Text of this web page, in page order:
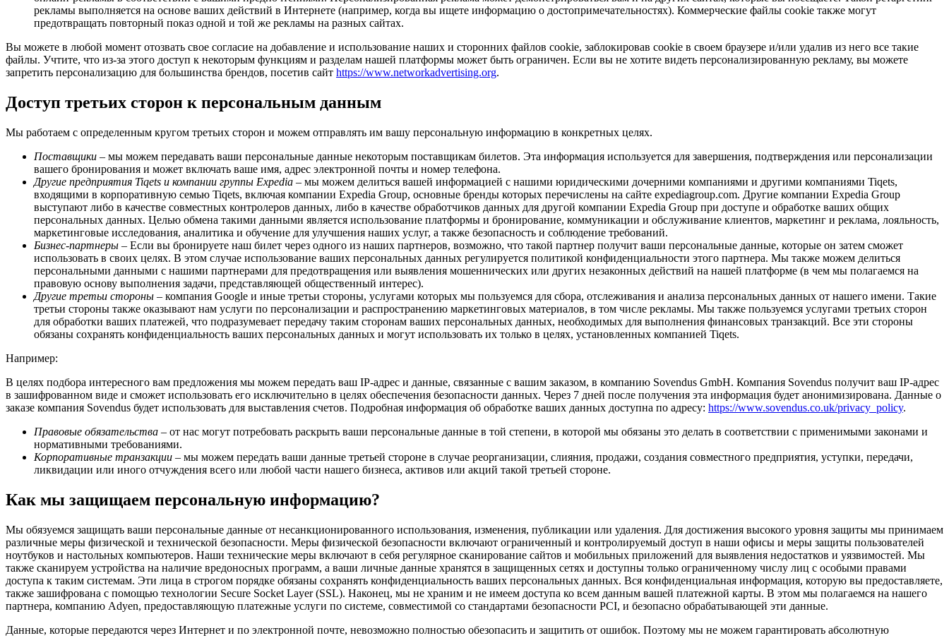
рекламы выполняется на основе ваших действий в Интернете (например, когда вы ищете информацию о достопримечательностях). Коммерческие файлы cookie также могут
предотвращать повторный показ одной и той же рекламы на разных сайтах.
Вы можете в любой момент отозвать свое согласие на добавление и использование наших и сторонних файлов cookie, заблокировав cookie в своем браузере и/или удалив из него все такие
файлы. Учтите, что из-за этого доступ к некоторым функциям и разделам нашей платформы может быть ограничен. Если вы не хотите видеть персонализированную рекламу, вы можете
запретить персонализацию для большинства брендов, посетив сайт https://www.networkadvertising.org.
Доступ третьих сторон к персональным данным
Мы работаем с определенным кругом третьих сторон и можем отправлять им вашу персональную информацию в конкретных целях.
Поставщики – мы можем передавать ваши персональные данные некоторым поставщикам билетов. Эта информация используется для завершения, подтверждения или персонализации
вашего бронирования и может включать ваше имя, адрес электронной почты и номер телефона.
Другие предприятия Tiqets и компании группы Expedia – мы можем делиться вашей информацией с нашими юридическими дочерними компаниями и другими компаниями Tiqets,
входящими в корпоративную семью Tiqets, включая компании Expedia Group, основные бренды которых перечислены на сайте expediagroup.com. Другие компании Expedia Group
выступают либо в качестве совместных контролеров данных, либо в качестве обработчиков данных для другой компании Expedia Group при доступе и обработке ваших общих
персональных данных. Целью обмена такими данными является использование платформы и бронирование, коммуникации и обслуживание клиентов, маркетинг и реклама, лояльность,
маркетинговые исследования, аналитика и обучение для улучшения наших услуг, а также безопасность и соблюдение требований.
Бизнес-партнеры – Если вы бронируете наш билет через одного из наших партнеров, возможно, что такой партнер получит ваши персональные данные, которые он затем сможет
использовать в своих целях. В этом случае использование ваших персональных данных регулируется политикой конфиденциальности этого партнера. Мы также можем делиться
персональными данными с нашими партнерами для предотвращения или выявления мошеннических или других незаконных действий на нашей платформе (в чем мы полагаемся на
правовую основу выполнения задачи, представляющей общественный интерес).
Другие третьи стороны – компания Google и иные третьи стороны, услугами которых мы пользуемся для сбора, отслеживания и анализа персональных данных от нашего имени. Такие
третьи стороны также оказывают нам услуги по персонализации и распространению маркетинговых материалов, в том числе рекламы. Мы также пользуемся услугами третьих сторон
для обработки ваших платежей, что подразумевает передачу таким сторонам ваших персональных данных, необходимых для выполнения финансовых транзакций. Все эти стороны
обязаны сохранять конфиденциальность ваших персональных данных и могут использовать их только в целях, установленных компанией Tiqets.
Например:
В целях подбора интересного вам предложения мы можем передать ваш IP-адрес и данные, связанные с вашим заказом, в компанию Sovendus GmbH. Компания Sovendus получит ваш IP-адрес
в зашифрованном виде и сможет использовать его исключительно в целях обеспечения безопасности данных. Через 7 дней после получения эта информация будет анонимизирована. Данные о
заказе компания Sovendus будет использовать для выставления счетов. Подробная информация об обработке ваших данных доступна по адресу: https://www.sovendus.co.uk/privacy_policy.
Правовые обязательства – от нас могут потребовать раскрыть ваши персональные данные в той степени, в которой мы обязаны это делать в соответствии с применимыми законами и
нормативными требованиями.
Корпоративные транзакции – мы можем передать ваши данные третьей стороне в случае реорганизации, слияния, продажи, создания совместного предприятия, уступки, передачи,
ликвидации или иного отчуждения всего или любой части нашего бизнеса, активов или акций такой третьей стороне.
Как мы защищаем персональную информацию?
Мы обязуемся защищать ваши персональные данные от несанкционированного использования, изменения, публикации или удаления. Для достижения высокого уровня защиты мы принимаем
различные меры физической и технической безопасности. Меры физической безопасности включают ограниченный и контролируемый доступ в наши офисы и меры защиты пользователей
ноутбуков и настольных компьютеров. Наши технические меры включают в себя регулярное сканирование сайтов и мобильных приложений для выявления недостатков и уязвимостей. Мы
также сканируем устройства на наличие вредоносных программ, а ваши личные данные хранятся в защищенных сетях и доступны только ограниченному числу лиц с особыми правами
доступа к таким системам. Эти лица в строгом порядке обязаны сохранять конфиденциальность ваших персональных данных. Вся конфиденциальная информация, которую вы предоставляете,
также зашифрована с помощью технологии Secure Socket Layer (SSL). Наконец, мы не храним и не имеем доступа ко всем данным вашей платежной карты. В этом мы полагаемся на нашего
партнера, компанию Adyen, предоставляющую платежные услуги по системе, совместимой со стандартами безопасности PCI, и безопасно обрабатывающей эти данные.
Данные, которые передаются через Интернет и по электронной почте, невозможно полностью обезопасить и защитить от ошибок. Поэтому мы не можем гарантировать абсолютную